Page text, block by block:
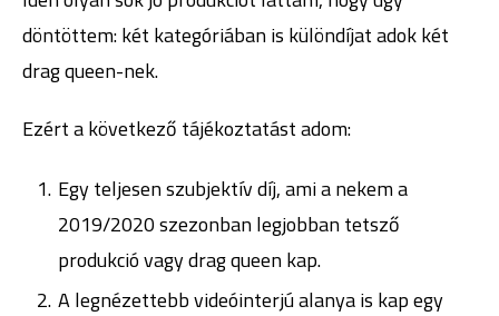
döntöttem: két kategóriában is különdíjat adok két
drag queen-nek.
Ezért a következő tájékoztatást adom:
Egy teljesen szubjektív díj, ami a nekem a
2019/2020 szezonban legjobban tetsző
produkció vagy drag queen kap.
A legnézettebb videóinterjú alanya is kap egy